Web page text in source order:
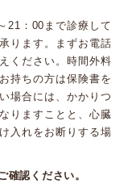
21：00まで診療して
ります。まずお電話
ください。時間外料
持ちの方は保険書を
場合には、かかりつ
りますことと、心臓
入れをお断りする場
確認ください。